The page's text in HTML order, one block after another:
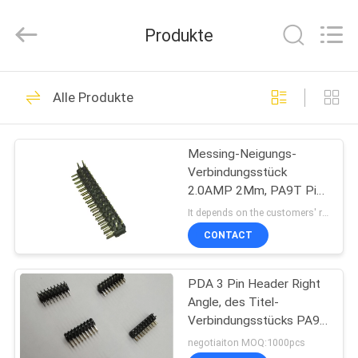
HAUS
PRODUKTE
FABRIK-
AUSFLUG
QUALITÄTSKONTROLLE
Reserved.
WCON-
Verbindungsstück
22
Pin-Titel-
Verbindungsstück
48
Produkte
Alle Produkte
Messing-Neigungs-
Verbindungsstück
2.0AMP 2Mm, PA9T Pin
Header Right Angle 500VIt depends on the customers' requests and can be negotiable. MOQ:1000pcs
CONTACT
PDA 3 Pin Header Right
Angle, des Titel-
Verbindungsstücks PA9T
2Mm doppelte Reihe
negotiaiton MOQ:1000pcs